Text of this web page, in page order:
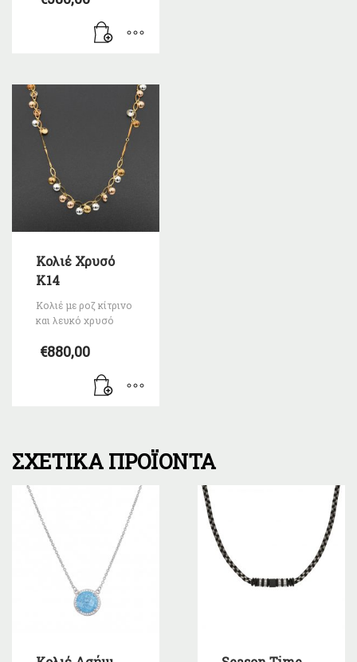
Κολιέ Χρυσό
Κ14
Κολιέ με ροζ κίτρινο
και λευκό χρυσό
€880,00
ΣΧΕΤΙΚΆ ΠΡΟΪΌΝΤΑ